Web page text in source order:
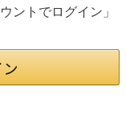
ントでログイン」